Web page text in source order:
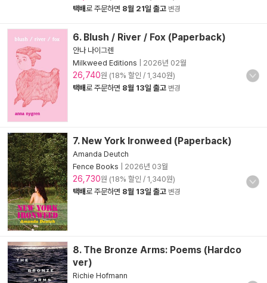
택배로 주문하면 8월 21일 출고 변경
6. Blush / River / Fox (Paperback)
안나 나이그렌
Milkweed Editions
2026년 02월
26,740원 (18% 할인 / 1,340원)
택배로 주문하면 8월 13일 출고 변경
7. New York Ironweed (Paperback)
Amanda Deutch
Fence Books
2026년 03월
26,730원 (18% 할인 / 1,340원)
택배로 주문하면 8월 13일 출고 변경
8. The Bronze Arms: Poems (Hardco
ver)
Richie Hofmann